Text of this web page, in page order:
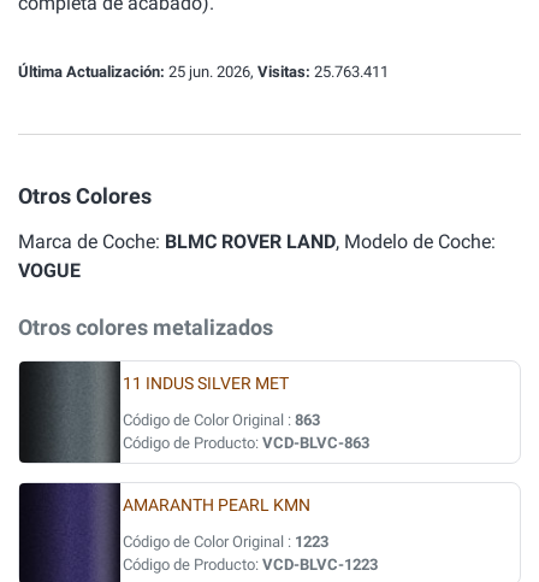
Última Actualización: 25 jun. 2026, Visitas: 25.763.411
Otros Colores
Marca de Coche: BLMC ROVER LAND, Modelo de Coche:
VOGUE
Otros colores metalizados
11 INDUS SILVER MET
Código de Color Original : 863
Código de Producto: VCD-BLVC-863
AMARANTH PEARL KMN
Código de Color Original : 1223
Código de Producto: VCD-BLVC-1223